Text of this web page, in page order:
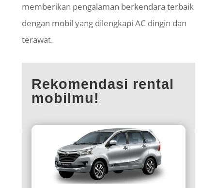
memberikan pengalaman berkendara terbaik
dengan mobil yang dilengkapi AC dingin dan
terawat.
Rekomendasi rental
mobilmu!